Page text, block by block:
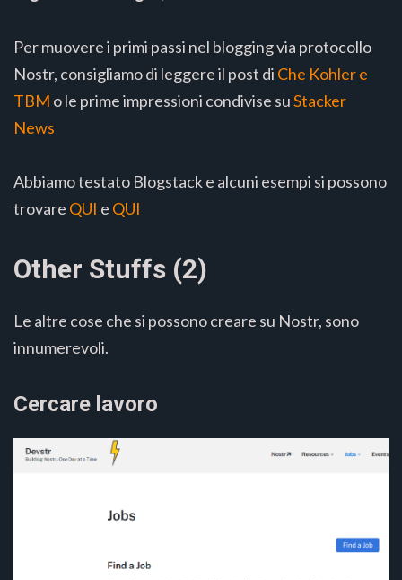
Per muovere i primi passi nel blogging via protocollo
Nostr, consigliamo di leggere il post di Che Kohler e
TBM o le prime impressioni condivise suStacker
News
Abbiamo testato Blogstack e alcuni esempi si possono
trovare QUI e QUI
Other Stuffs (2)
Le altre cose che si possono creare su Nostr, sono
innumerevoli.
Cercare lavoro